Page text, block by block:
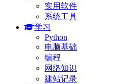
实用软件
系统工具
学习
Python
电脑基础
编程
网络知识
建站记录